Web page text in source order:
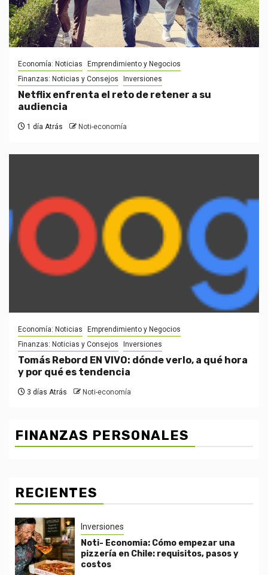
Economía: Noticias
Emprendimiento y Negocios
Finanzas: Noticias y Consejos
Inversiones
Netflix enfrenta el reto de retener a su
audiencia
1 día Atrás Noti-economía
Economía: Noticias
Emprendimiento y Negocios
Finanzas: Noticias y Consejos
Inversiones
Tomás Rebord EN VIVO: dónde verlo, a qué hora
y por qué es tendencia
3 días Atrás Noti-economía
FINANZAS PERSONALES
RECIENTES
Inversiones
Noti- Economia: Cómo empezar una
pizzería en Chile: requisitos, pasos y
costos